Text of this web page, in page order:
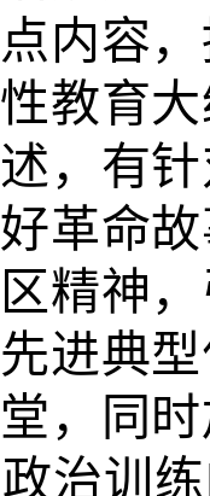
内容
教育
，有
革命
精神
进典
，同
治训